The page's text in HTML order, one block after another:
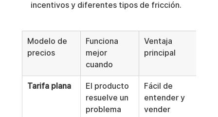
incentivos y diferentes tipos de fricción.
Modelo de
precios
Funciona
mejor
cuando
Ventaja
principal
Tarifa plana
El producto
resuelve un
problema
Fácil de
entender y
vender